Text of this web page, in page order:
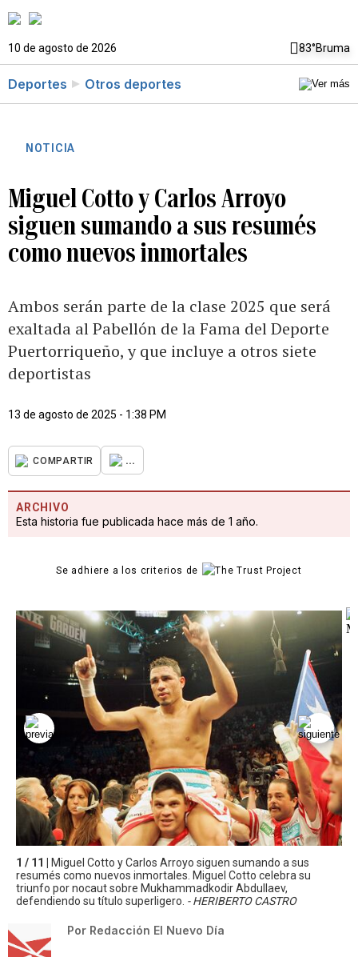
10 de agosto de 2026 83°Bruma
Deportes Otros deportes
NOTICIA
Miguel Cotto y Carlos Arroyo
siguen sumando a sus resumés
como nuevos inmortales
Ambos serán parte de la clase 2025 que será
exaltada al Pabellón de la Fama del Deporte
Puertorriqueño, y que incluye a otros siete
deportistas
13 de agosto de 2025 - 1:38 PM
COMPARTIR ...
ARCHIVO
Esta historia fue publicada hace más de 1 año.
Se adhiere a los criterios de
1 / 11 |
Miguel Cotto y Carlos Arroyo siguen sumando a sus
resumés como nuevos inmortales. Miguel Cotto celebra su
triunfo por nocaut sobre Mukhammadkodir Abdullaev,
defendiendo su título superligero. - HERIBERTO CASTRO
Por Redacción El Nuevo Día